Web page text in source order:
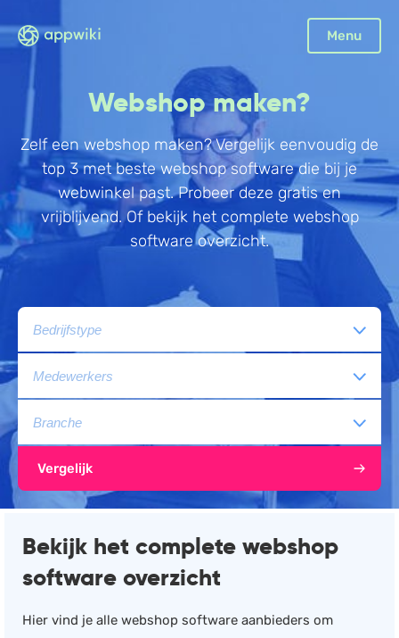
Menu
Sluiten
Facturatie
Aangifte
Bonnetjes
Debiteurenbeheer
Incasso
Sales
Urenregistratie
Offerte
Documentmanagement
Planning
Werkbonnen
Rittenregistratie
Kassa
Webshop maken?
Zelf een webshop maken? Vergelijk eenvoudig de
top 3 met beste webshop software die bij je
webwinkel past. Probeer deze gratis en
vrijblijvend. Of bekijk het complete webshop
software overzicht.
Vergelijk
Bekijk het complete webshop
software overzicht
Hier vind je alle webshop software aanbieders om